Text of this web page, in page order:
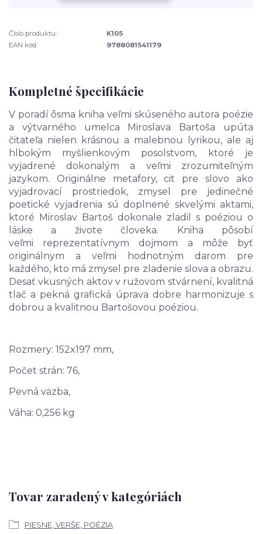
Číslo produktu:
K105
EAN kód:
9788081541179
Kompletné špecifikácie
V poradí ôsma kniha veľmi skúseného autora poézie
a výtvarného umelca Miroslava Bartoša upúta
čitateľa nielen krásnou a malebnou lyrikou, ale aj
hlbokým myšlienkovým posolstvom, ktoré je
vyjadrené dokonalým a veľmi zrozumiteľným
jazykom. Originálne metafory, cit pre slovo ako
vyjadrovací prostriedok, zmysel pre jedinečné
poetické vyjadrenia sú doplnené skvelými aktami,
ktoré Miroslav Bartoš dokonale zladil s poéziou o
láske a živote človeka. Kniha pôsobí
veľmi reprezentatívnym dojmom a môže byť
originálnym a veľmi hodnotným darom pre
každého, kto má zmysel pre zladenie slova a obrazu.
Desať vkusných aktov v ružovom stvárnení, kvalitná
tlač a pekná grafická úprava dobre harmonizuje s
dobrou a kvalitnou Bartošovou poéziou.
Rozmery: 152x197 mm,
Počet strán: 76,
Pevná väzba,
Váha: 0,256 kg
Tovar zaradený v kategóriách
PIESNE, VERŠE, POÉZIA